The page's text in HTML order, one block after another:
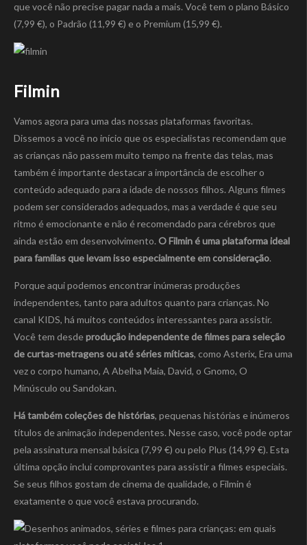
que você não precise pagar nada a mais. Você tem o plano Básico
(7,99 €), o Padrão (11,99 €) e o Premium (15,99 €).
Filmin
Vamos agora para uma das nossas plataformas favoritas.
Dissemos a você no início que os especialistas recomendam que
as crianças não passem muito tempo na frente das telas, mas
também é importante destacar a importância de escolher o
conteúdo adequado para a idade de nossos filhos. Alguns filmes
podem ser considerados adequados, mas a verdade é que seu
ritmo é emocionante e não é recomendado para cérebros que
ainda estão em desenvolvimento. O Filmin é uma plataforma ideal
para famílias que levam isso especialmente em consideração.
Porque aqui podemos encontrar inúmeras produções
independentes, tanto para adultos quanto para crianças. No
canal KIDS, há muitos conteúdos interessantes para assistir.
Você tem desdeprodução independente de filmes para seleção
de curtas-metragens ou até séries míticas, como Asterix, Era uma
vez o corpo humano, A Abelha Maia, David, o Gnomo, O
Minúsculo ou Sandokan.
Há também coleções de histórias, pequenas histórias e inúmeros
títulos de animação independentes. Nesse caso, você pode optar
pela assinatura mensal básica (7,99 €) ou pelo Plus (14,99 €). Esta
última opção inclui comprovantes para assistir a filmes especiais.
Se seus filhos gostam de cinema de qualidade, o Filmin é
exatamente o que você estava procurando.